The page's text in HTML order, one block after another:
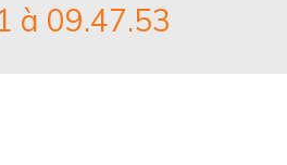
à 09.47.53